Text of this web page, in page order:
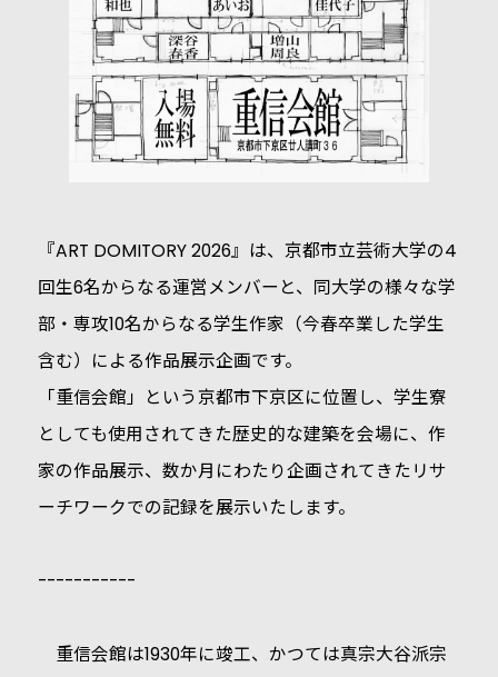
『ART DOMITORY 2026』は、京都市立芸術大学の4
回生6名からなる運営メンバーと、同大学の様々な学
部・専攻10名からなる学生作家（今春卒業した学生
含む）による作品展示企画です。
「重信会館」という京都市下京区に位置し、学生寮
としても使用されてきた歴史的な建築を会場に、作
家の作品展示、数か月にわたり企画されてきたリサ
ーチワークでの記録を展示いたします。
-----------
重信会館は1930年に竣工、かつては真宗大谷派宗